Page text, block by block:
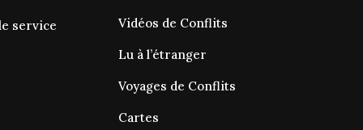
service Vidéos de Conflits
Lu à l’étranger
Voyages de Conflits
Cartes